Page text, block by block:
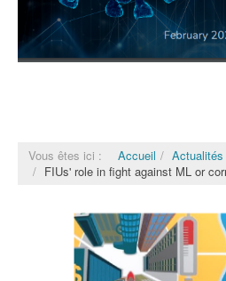
Vous êtes ici : Accueil
Actualités
FIUs' role in fight against ML or